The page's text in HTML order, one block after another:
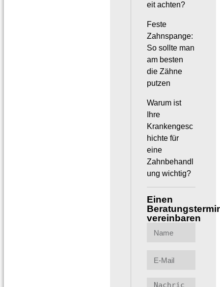
eit achten?
Feste
Zahnspange:
So sollte man
am besten
die Zähne
putzen
Warum ist
Ihre
Krankengesc
hichte für
eine
Zahnbehandl
ung wichtig?
Einen
vereinbaren